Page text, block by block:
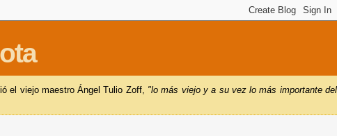
el viejo maestro Ángel Tulio Zoff, "lo más viejo y a su vez lo más importante del